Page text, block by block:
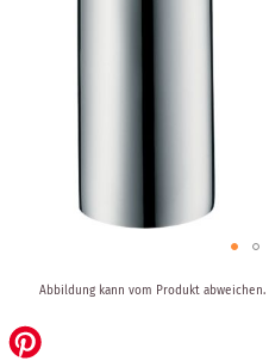
Anfang
der
Bildergalerie
Abbildung kann vom Produkt abweichen.